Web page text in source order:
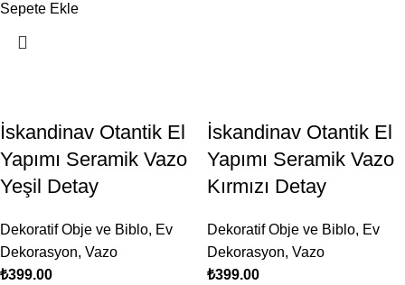
Sepete Ekle
İskandinav Otantik El
Yapımı Seramik Vazo
Yeşil Detay
Dekoratif Obje ve Biblo, Ev
Dekorasyon, Vazo
₺399.00
İskandinav Otantik El
Yapımı Seramik Vazo
Kırmızı Detay
Dekoratif Obje ve Biblo, Ev
Dekorasyon, Vazo
₺399.00